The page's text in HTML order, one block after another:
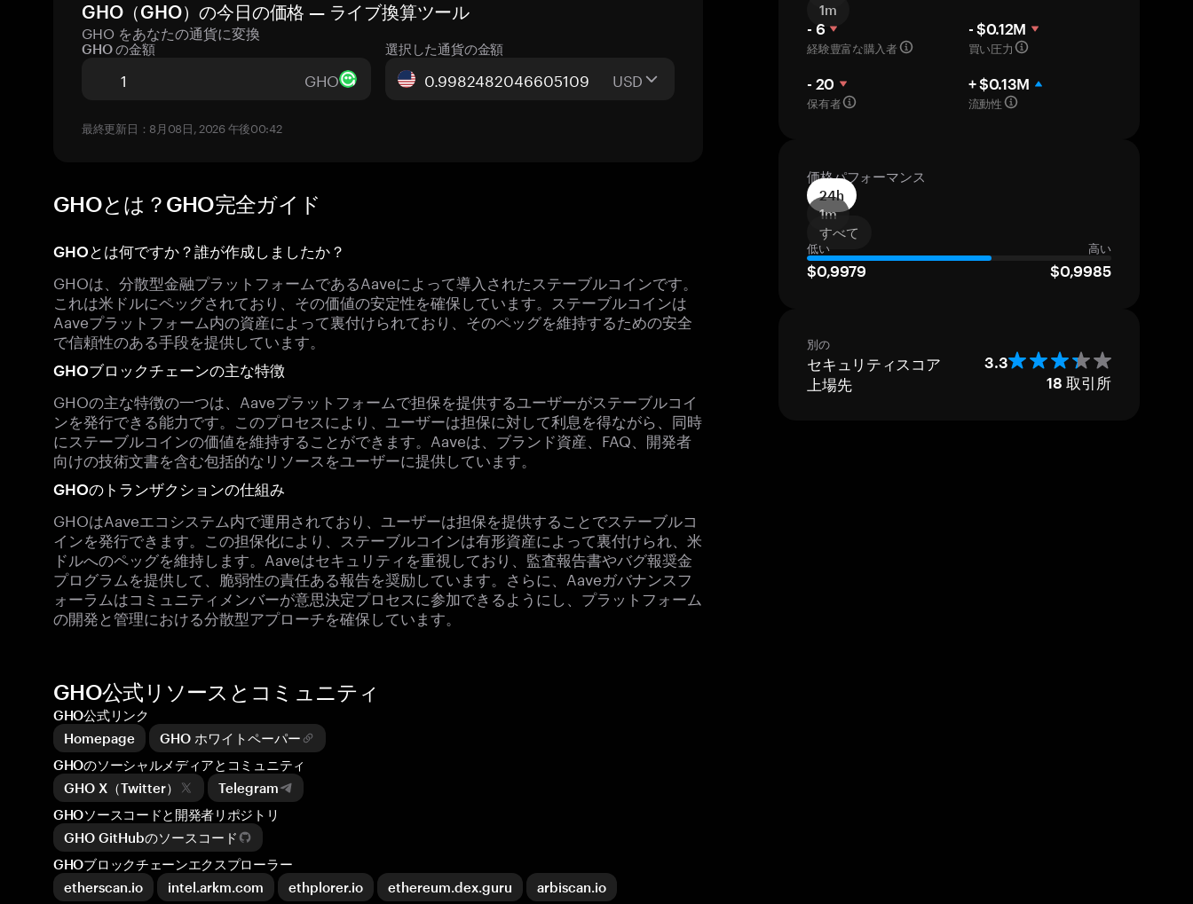
GHO（GHO）の今日の価格 — ライブ換算ツール
GHO をあなたの通貨に変換
GHO の金額
GHO
選択した通貨の金額
USD
最終更新日：8月08日, 2026 午後00:42
GHOとは？GHO完全ガイド
GHOとは何ですか？誰が作成しましたか？
GHOは、分散型金融プラットフォームであるAaveによって導入されたステーブルコインです。
これは米ドルにペッグされており、その価値の安定性を確保しています。ステーブルコインは
Aaveプラットフォーム内の資産によって裏付けられており、そのペッグを維持するための安全
で信頼性のある手段を提供しています。
GHOブロックチェーンの主な特徴
GHOの主な特徴の一つは、Aaveプラットフォームで担保を提供するユーザーがステーブルコイ
ンを発行できる能力です。このプロセスにより、ユーザーは担保に対して利息を得ながら、同時
にステーブルコインの価値を維持することができます。Aaveは、ブランド資産、FAQ、開発者
向けの技術文書を含む包括的なリソースをユーザーに提供しています。
GHOのトランザクションの仕組み
GHOはAaveエコシステム内で運用されており、ユーザーは担保を提供することでステーブルコ
インを発行できます。この担保化により、ステーブルコインは有形資産によって裏付けられ、米
ドルへのペッグを維持します。Aaveはセキュリティを重視しており、監査報告書やバグ報奨金
プログラムを提供して、脆弱性の責任ある報告を奨励しています。さらに、Aaveガバナンスフ
ォーラムはコミュニティメンバーが意思決定プロセスに参加できるようにし、プラットフォーム
の開発と管理における分散型アプローチを確保しています。
1m
- 6
経験豊富な購入者
- $0.12M
買い圧力
- 20
保有者
+ $0.13M
流動性
価格パフォーマンス
24h
1m
すべて
低い 高い
$0,9979 $0,9985
別の
セキュリティスコア 3.3
上場先 18 取引所
GHO公式リソースとコミュニティ
GHO公式リンク
Homepage
GHO ホワイトペーパー
GHOのソーシャルメディアとコミュニティ
GHO X（Twitter）
Telegram
GHOソースコードと開発者リポジトリ
GHO GitHubのソースコード
GHOブロックチェーンエクスプローラー
etherscan.io
intel.arkm.com ethplorer.io ethereum.dex.guru
arbiscan.io